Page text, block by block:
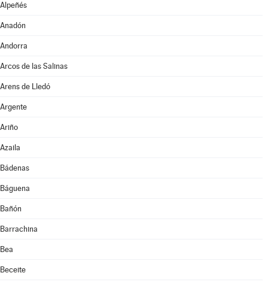
Alpeñés
Anadón
Andorra
Arcos de las Salinas
Arens de Lledó
Argente
Ariño
Azaila
Bádenas
Báguena
Bañón
Barrachina
Bea
Beceite